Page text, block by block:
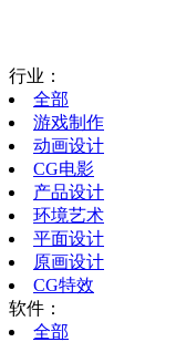
行业：
全部
游戏制作
动画设计
CG电影
产品设计
环境艺术
平面设计
原画设计
CG特效
软件：
全部